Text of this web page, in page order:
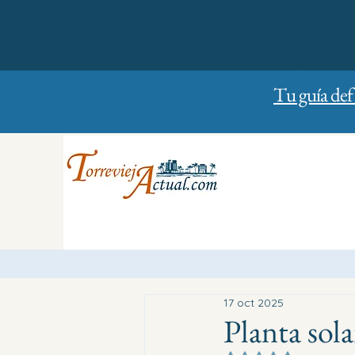
Tu guía
Planta
17 oct 2025